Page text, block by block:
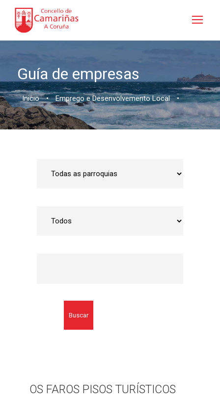
Guía de empresas
Inicio • Emprego e Desenvolvemento Local •
Buscar
OS FAROS PISOS TURÍSTICOS